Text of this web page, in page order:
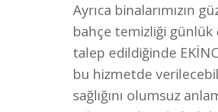
Ayrıca binalarımızın
bahçe temizliği günlük
talep edildiğinde
bu hizmetde
sağlığını olumsuz